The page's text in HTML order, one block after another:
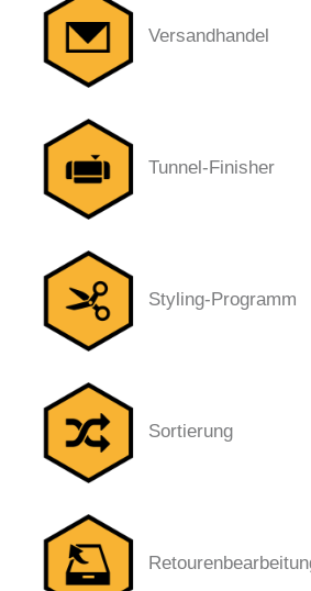
Versandhandel
Tunnel-Finisher
Styling-Programm
Sortierung